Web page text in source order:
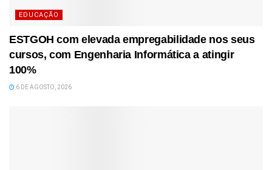
EDUCAÇÃO
ESTGOH com elevada empregabilidade nos seus
cursos, com Engenharia Informática a atingir
100%
6 DE AGOSTO, 2026